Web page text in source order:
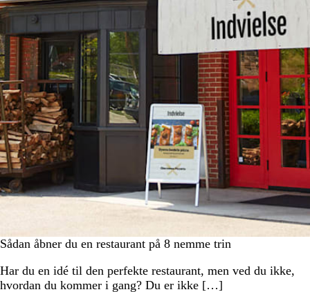
Sådan åbner du en restaurant på 8 nemme trin
Har du en idé til den perfekte restaurant, men ved du ikke,
hvordan du kommer i gang? Du er ikke […]